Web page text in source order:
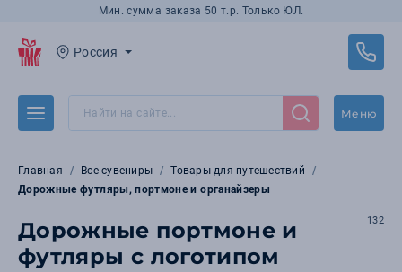
Мин. сумма заказа 50 т.р. Только ЮЛ.
Россия
Меню
Главная Все сувениры
Товары для путешествий
Дорожные футляры, портмоне и органайзеры
Дорожные портмоне и
футляры с логотипом
132